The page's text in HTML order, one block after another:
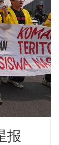
报